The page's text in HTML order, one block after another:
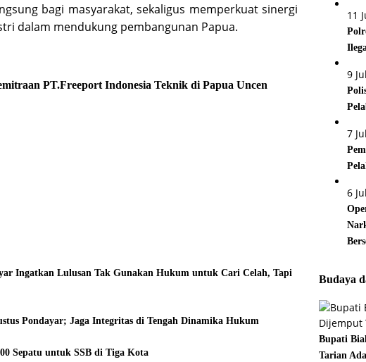
bagi masyarakat, sekaligus memperkuat sinergi
dalam mendukung pembangunan Papua.
PT.Freeport Indonesia Teknik di Papua Uncen
Ingatkan Lulusan Tak Gunakan Hukum untuk Cari Celah, Tapi
Pondayar; Jaga Integritas di Tengah Dinamika Hukum
Sepatu untuk SSB di Tiga Kota
11
9
7
6
Budaya
Bupati
Tarian